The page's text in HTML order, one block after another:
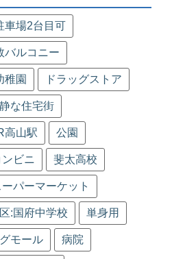
車場2台目可
バルコニー
稚園 ドラッグストア
な住宅街
高山駅 公園
ンビニ 斐太高校
ーパーマーケット
:国府中学校 単身用
モール 病院